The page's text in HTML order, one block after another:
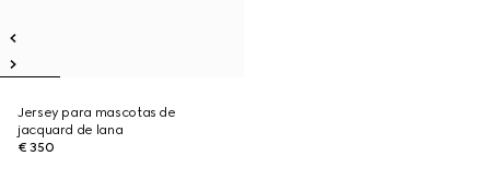
Jersey para mascotas de
jacquard de lana
€ 350